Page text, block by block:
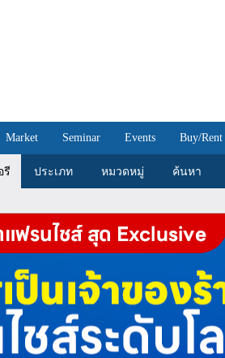
Market Seminar Events Buy/Rent
รี ประเภท หมวดหมู่ ค้นหา